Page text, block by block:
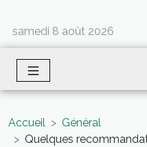
samedi 8 août 2026
Accueil
Général
Quelques